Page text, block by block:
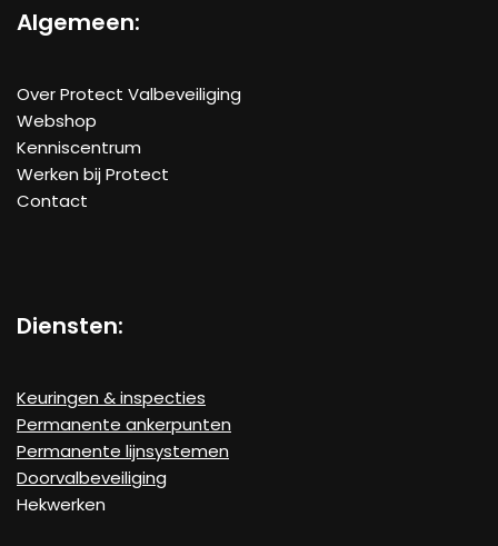
Algemeen:
Over Protect Valbeveiliging
Webshop
Kenniscentrum
Werken bij Protect
Contact
Diensten:
Keuringen & inspecties
Permanente ankerpunten
Permanente lijnsystemen
Doorvalbeveiliging
Hekwerken